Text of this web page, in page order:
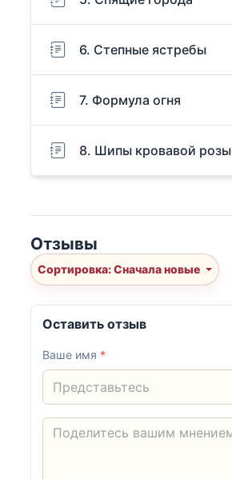
6. Степные ястребы
7. Формула огня
8. Шипы кровавой розы
Отзывы
Сортировка: Сначала новые
Оставить отзыв
Ваше имя *